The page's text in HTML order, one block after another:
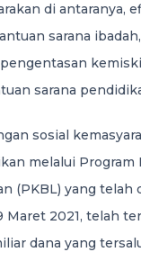
di antaranya,
sarana
sarana
sosial
melalui Program
(PKBL) yang telah
Maret 2021, telah
dana yang